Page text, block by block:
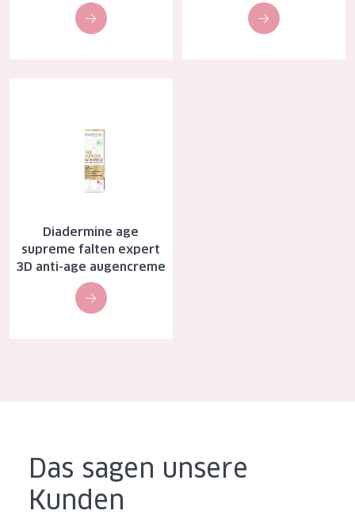
Mischhaut und fettige Haut
Reife Haut
Alter: 35 to 55
Diadermine age
supreme falten expert
3D anti-age augencreme
Das sagen unsere
Kunden